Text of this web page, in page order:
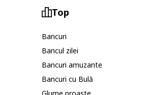
Top
Bancuri
Bancul zilei
Bancuri amuzante
Bancuri cu Bulă